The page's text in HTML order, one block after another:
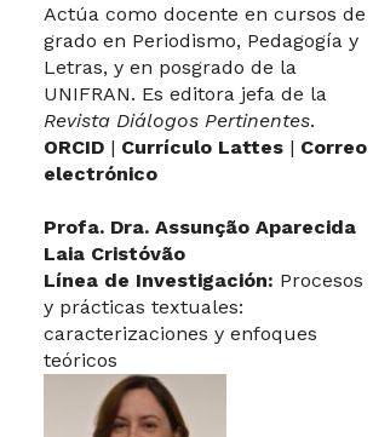
Actúa como docente en cursos de
grado en Periodismo, Pedagogía y
Letras, y en posgrado de la
UNIFRAN. Es editora jefa de la
Revista Diálogos Pertinentes.
ORCID | Currículo Lattes | Correo
electrónico
Profa. Dra. Assunção Aparecida
Laia Cristóvão
Línea de Investigación: Procesos
y prácticas textuales:
caracterizaciones y enfoques
teóricos